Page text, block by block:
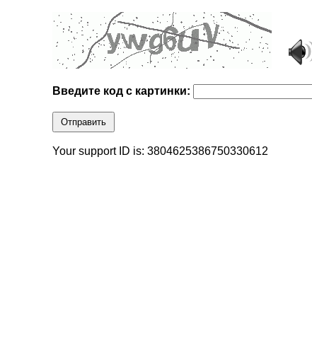
Введите код с картинки:
Отправить
Your support ID is: 3804625386750330612